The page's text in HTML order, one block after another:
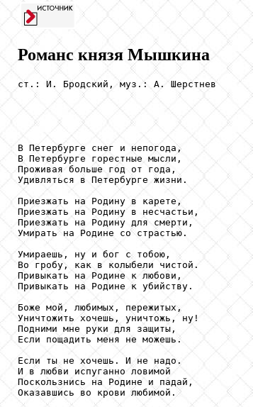
Романс князя Мышкина
ст.: И. Бродский, муз.: А. Шерстнев
В Петербурге снег и непогода,
В Петербурге горестные мысли,
Проживая больше год от года,
Удивляться в Петербурге жизни.
Приезжать на Родину в карете,
Приезжать на Родину в несчастьи,
Приезжать на Родину для смерти,
Умирать на Родине со страстью.
Умираешь, ну и бог с тобою,
Во гробу, как в колыбели чистой.
Привыкать на Родине к любови,
Привыкать на Родине к убийству.
Боже мой, любимых, пережитых,
Уничтожить хочешь, уничтожь, ну!
Подними мне руки для защиты,
Если пощадить меня не можешь.
Если ты не хочешь. И не надо.
И в любви испуганно ловимой
Поскользнись на Родине и падай,
Оказавшись во крови любимой.